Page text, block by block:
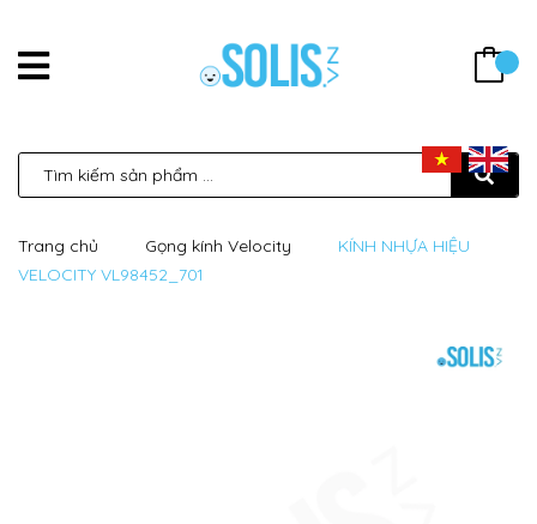
Trang chủ Gọng kính Velocity
KÍNH NHỰA HIỆU
VELOCITY VL98452_701